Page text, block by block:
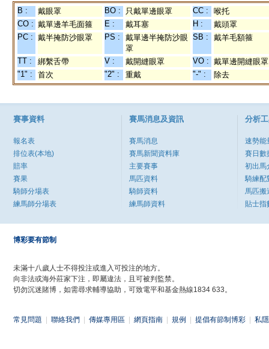
B : 戴眼罩 BO : 只戴單邊眼罩 CC :
喉托
CO : 戴單邊羊毛面箍 E : 戴耳塞 H :
戴頭罩
PC : 戴半掩防沙眼罩 PS :
戴單邊半掩防沙眼
罩
SB : 戴羊毛額箍
TT : 綁繫舌帶 V : 戴開縫眼罩 VO : 戴單邊開縫眼罩
"1" :
首次 "2" : 重戴 "-" : 除去
賽事資料
報名表
排位表(本地)
賠率
賽果
騎師分場表
練馬師分場表
賽馬消息及資訊
賽馬消息
賽馬新聞資料庫
主要賽事
馬匹資料
騎師資料
練馬師資料
分析
速勢能
賽日數
初出馬
騎練配
馬匹搬
貼士指
博彩要有節制
未滿十八歲人士不得投注或進入可投注的地方。
向非法或海外莊家下注，即屬違法，且可被判監禁。
切勿沉迷賭博，如需尋求輔導協助，可致電平和基金熱線1834 633。
常見問題 聯絡我們 傳媒專用區 網頁指南 規例 提倡有節制博彩 私